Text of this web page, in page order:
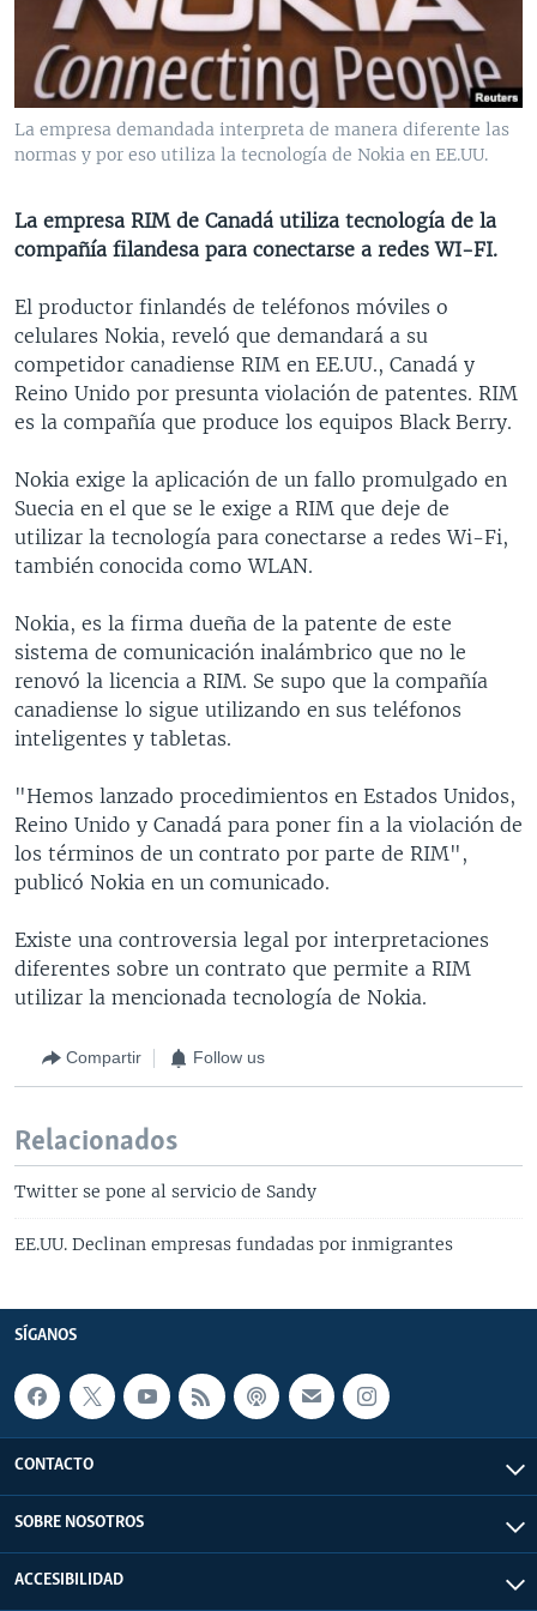
VENEZUELA
BRASIL
NICARAGUA
ECONOMÍA
ENTRETENIMIENTO Y CULTURA
TECNOLOGÍA
DEPORTES
MULTIMEDIA
VIDEOS
FOTOGRAFÍA
AUDIOS
PROGRAMAS TV
EL MUNDO AL DÍA
FORO INTERAMERICANO
LAS CLAVES
RADIO
AVANCE INFORMATIVO
BUENOS DÍAS AMÉRICA
EL MUNDO AL DÍA [RADIO]
FORO [RADIO]
DEPORTIVO INTERNACIONAL
ENTRETENIMIENTO
DIRECT
Learning English
SÍGANOS
Idiomas
La empresa demandada interpreta de manera diferente las
normas y por eso utiliza la tecnología de Nokia en EE.UU.
La empresa RIM de Canadá utiliza tecnología de la
compañía filandesa para conectarse a redes WI-FI.
El productor finlandés de teléfonos móviles o
celulares Nokia, reveló que demandará a su
competidor canadiense RIM en EE.UU., Canadá y
Reino Unido por presunta violación de patentes. RIM
es la compañía que produce los equipos Black Berry.
Nokia exige la aplicación de un fallo promulgado en
Suecia en el que se le exige a RIM que deje de
utilizar la tecnología para conectarse a redes Wi-Fi,
también conocida como WLAN.
Nokia, es la firma dueña de la patente de este
sistema de comunicación inalámbrico que no le
renovó la licencia a RIM. Se supo que la compañía
canadiense lo sigue utilizando en sus teléfonos
inteligentes y tabletas.
"Hemos lanzado procedimientos en Estados Unidos,
Reino Unido y Canadá para poner fin a la violación de
los términos de un contrato por parte de RIM",
publicó Nokia en un comunicado.
Existe una controversia legal por interpretaciones
diferentes sobre un contrato que permite a RIM
utilizar la mencionada tecnología de Nokia.
Compartir Follow us
Relacionados
Twitter se pone al servicio de Sandy
EE.UU. Declinan empresas fundadas por inmigrantes
SÍGANOS
CONTACTO
SOBRE NOSOTROS
ACCESIBILIDAD